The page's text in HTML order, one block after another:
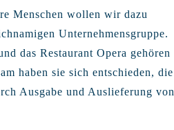
Menschen wollen wir dazu
Unternehmensgruppe.
das Restaurant Opera gehören
haben sie sich entschieden, die
Ausgabe und Auslieferung von